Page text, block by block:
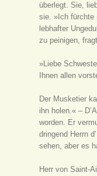
überlegt. Sie,
sie. »Ich fürchte
lebhafter
zu peinigen,
»Liebe
Ihnen allen
Der Musketier
ihn holen.« –
worden. Er
dringend Herrn
sehen, aber es
Herr von Saint-